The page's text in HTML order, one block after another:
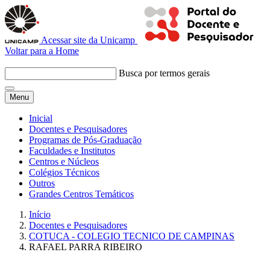
Acessar site da Unicamp
Voltar para a Home
Busca por termos gerais
Menu
Inicial
Docentes e Pesquisadores
Programas de Pós-Graduação
Faculdades e Institutos
Centros e Núcleos
Colégios Técnicos
Outros
Grandes Centros Temáticos
Início
Docentes e Pesquisadores
COTUCA - COLEGIO TECNICO DE CAMPINAS
RAFAEL PARRA RIBEIRO